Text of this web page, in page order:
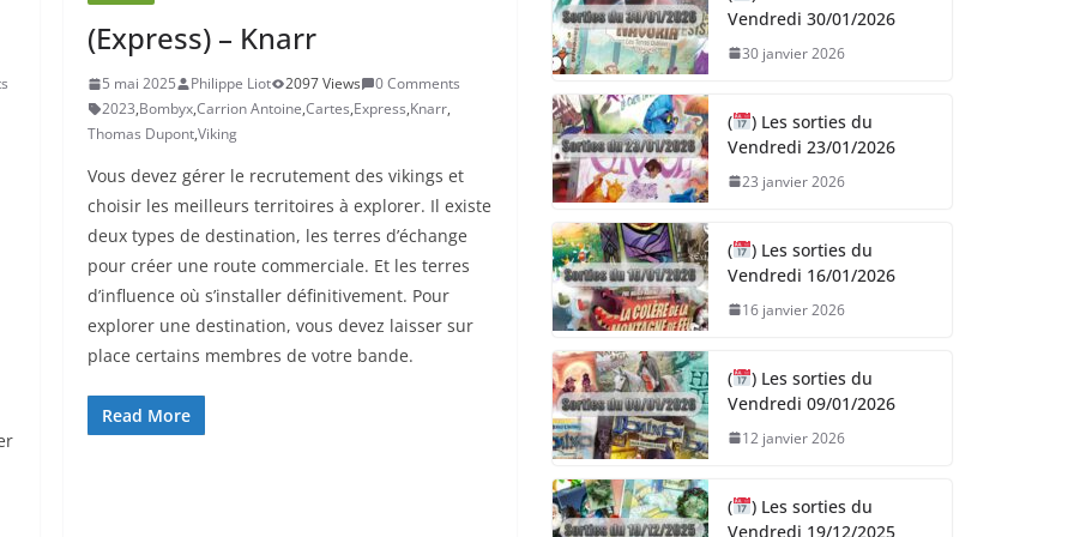
(Express) – Knarr
5 mai 2025 Philippe Liot 2097 Views
0 Comments
2023,Bombyx,Carrion Antoine,Cartes,Express,Knarr,
Thomas Dupont,Viking
Vous devez gérer le recrutement des vikings et
choisir les meilleurs territoires à explorer. Il existe
deux types de destination, les terres d’échange
pour créer une route commerciale. Et les terres
d’influence où s’installer définitivement. Pour
explorer une destination, vous devez laisser sur
place certains membres de votre bande.
Read More
Vendredi 30/01/2026
30 janvier 2026
(
) Les sorties du
Vendredi 23/01/2026
23 janvier 2026
(
) Les sorties du
Vendredi 16/01/2026
16 janvier 2026
(
) Les sorties du
Vendredi 09/01/2026
12 janvier 2026
(
) Les sorties du
Vendredi 19/12/2025